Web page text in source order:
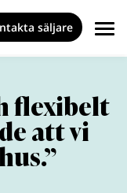
säljare
flexibelt
att vi